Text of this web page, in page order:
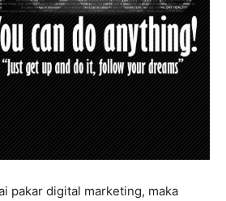
pakar digital marketing, maka